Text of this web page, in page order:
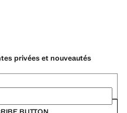
privées et nouveautés